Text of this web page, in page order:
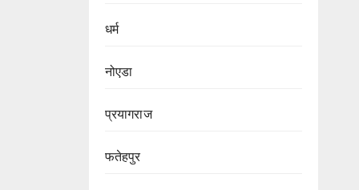
धर्म
नोएडा
प्रयागराज
फतेहपुर